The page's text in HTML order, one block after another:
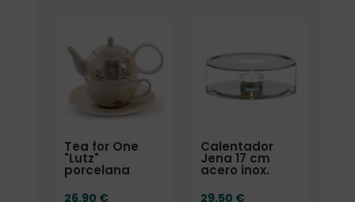
Tea for One
"Lutz"
porcelana
26,90 €
Calentador
Jena 17 cm
acero inox.
29,50 €